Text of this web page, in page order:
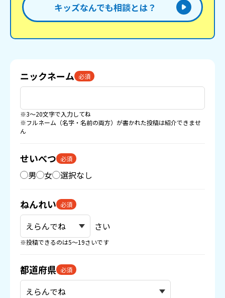
キッズなんでも相談とは？
ニックネーム 必須
※3〜20文字で入力してね
※フルネーム（名字・名前の両方）が書かれた投稿は紹介できませ
ん
せいべつ 必須
男 女 選択なし
ねんれい 必須
さい
※投稿できるのは5〜19さいです
都道府県 必須